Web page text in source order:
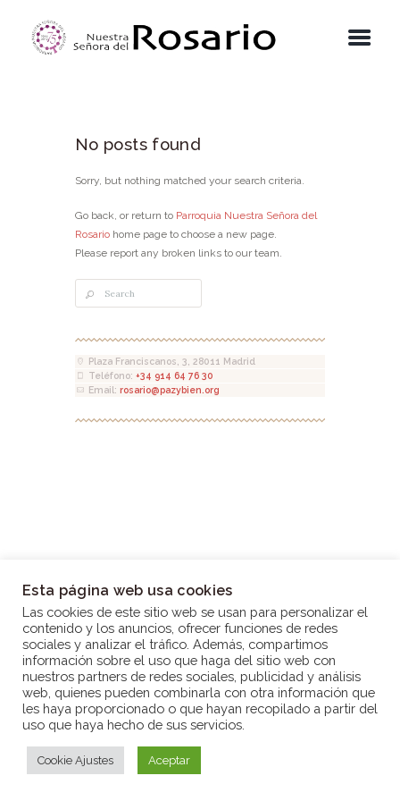
No posts found
Sorry, but nothing matched your search criteria.
Go back, or return to Parroquia Nuestra Señora del
Rosario home page to choose a new page.
Please report any broken links to our team.
Plaza Franciscanos, 3, 28011 Madrid
Teléfono: +34 914 64 76 30
Email: rosario@pazybien.org
Aviso legal|Política de privacidad|Política de
Cookies
Parroquia Nuestra Señora del Rosario © 2026 Todos
Esta página web usa cookies
Las cookies de este sitio web se usan para personalizar el
contenido y los anuncios, ofrecer funciones de redes
sociales y analizar el tráfico. Además, compartimos
información sobre el uso que haga del sitio web con
nuestros partners de redes sociales, publicidad y análisis
web, quienes pueden combinarla con otra información que
les haya proporcionado o que hayan recopilado a partir del
uso que haya hecho de sus servicios.
Cookie Ajustes Aceptar